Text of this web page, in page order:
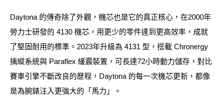
Daytona 的傳奇除了外觀，機芯也是它的真正核心，在2000年
勞力士研發的 4130 機芯，用更少的零件達到更高效率，成就
了堅固耐用的標準。2023年升級為 4131 型，搭載 Chronergy
擒縱系統與 Paraflex 緩震裝置，可長達72小時動力儲存，對比
賽車引擎不斷改良的歷程，Daytona 的每一次機芯更新，都像
是為腕錶注入更強大的「馬力」。